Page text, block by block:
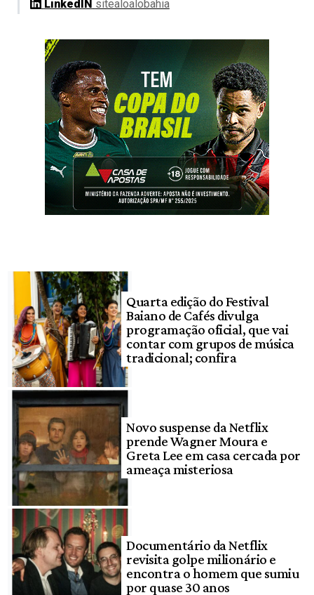
LinkedIN sitealoalobahia
Quarta edição do Festival
Baiano de Cafés divulga
programação oficial, que vai
contar com grupos de música
tradicional; confira
Novo suspense da Netflix
prende Wagner Moura e
Greta Lee em casa cercada por
ameaça misteriosa
Documentário da Netflix
revisita golpe milionário e
encontra o homem que sumiu
por quase 30 anos